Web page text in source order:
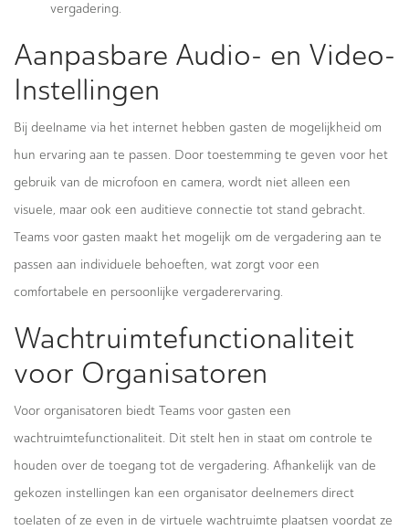
vergadering.
Aanpasbare Audio- en Video-
Instellingen
Bij deelname via het internet hebben gasten de mogelijkheid om
hun ervaring aan te passen. Door toestemming te geven voor het
gebruik van de microfoon en camera, wordt niet alleen een
visuele, maar ook een auditieve connectie tot stand gebracht.
Teams voor gasten maakt het mogelijk om de vergadering aan te
passen aan individuele behoeften, wat zorgt voor een
comfortabele en persoonlijke vergaderervaring.
Wachtruimtefunctionaliteit
voor Organisatoren
Voor organisatoren biedt Teams voor gasten een
wachtruimtefunctionaliteit. Dit stelt hen in staat om controle te
houden over de toegang tot de vergadering. Afhankelijk van de
gekozen instellingen kan een organisator deelnemers direct
toelaten of ze even in de virtuele wachtruimte plaatsen voordat ze